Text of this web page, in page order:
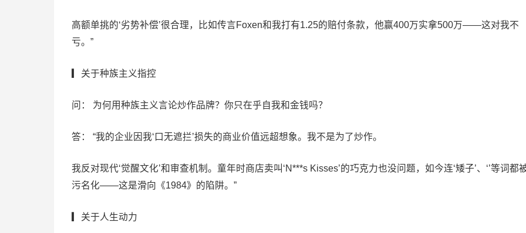
高额单挑的‘劣势补偿’很合理，比如传言Foxen和我打有1.25的赔付条款，他赢400万实拿500万——这对我不
亏。”
▎关于种族主义指控
问： 为何用种族主义言论炒作品牌？你只在乎自我和金钱吗？
答： “我的企业因我‘口无遮拦’损失的商业价值远超想象。我不是为了炒作。
我反对现代‘觉醒文化’和审查机制。童年时商店卖叫‘N***s Kisses’的巧克力也没问题，如今连‘矮子’、‘’等词都
污名化——这是滑向《1984》的陷阱。”
▎关于人生动力